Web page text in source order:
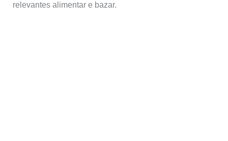
relevantes alimentar e bazar.